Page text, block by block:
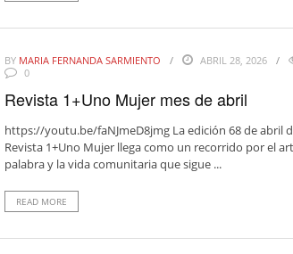
BY MARIA FERNANDA SARMIENTO ABRIL 28, 2026
0
Revista 1+Uno Mujer mes de abril
https://youtu.be/faNJmeD8jmg La edición 68 de abril
Revista 1+Uno Mujer llega como un recorrido por el
palabra y la vida comunitaria que sigue ...
READ MORE